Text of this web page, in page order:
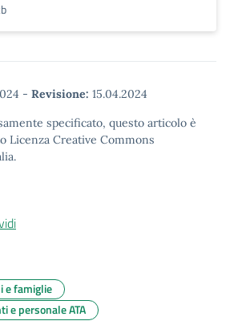
- Revisione: 15.04.2024
specificato, questo articolo è
Licenza Creative Commons
e famiglie
e personale ATA